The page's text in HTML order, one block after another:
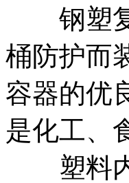
钢塑复
桶防护而
容器的优
是化工、
塑料内